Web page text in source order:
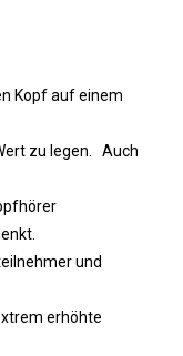
Kopf auf einem
zu legen. Auch
und
erhöhte